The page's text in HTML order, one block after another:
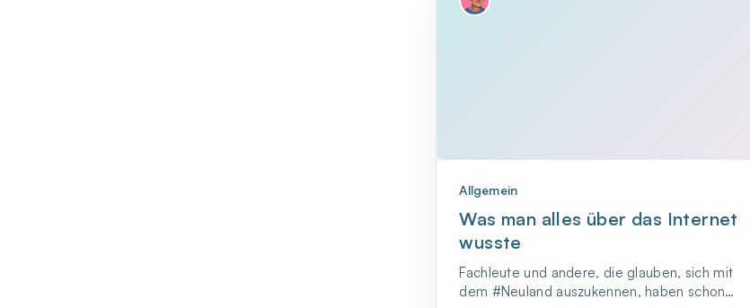
Allgemein
Was man alles über das Internet
wusste
Fachleute und andere, die glauben, sich mit
dem #Neuland auszukennen, haben schon